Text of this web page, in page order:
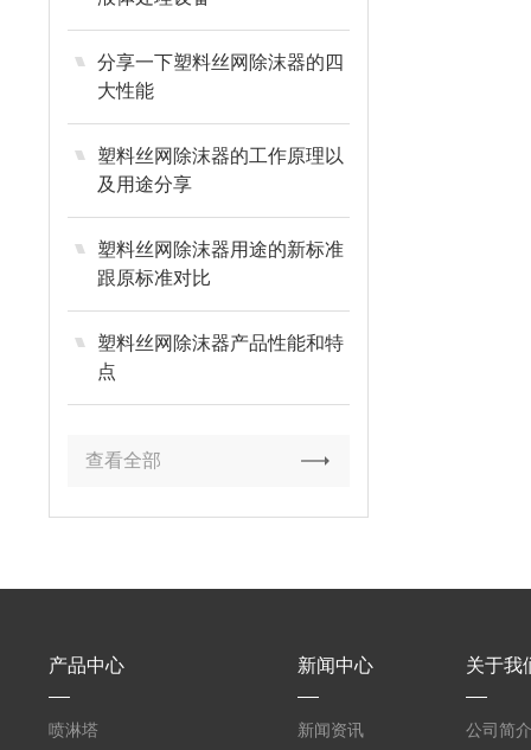
分享一下塑料丝网除沫器的四
大性能
塑料丝网除沫器的工作原理以
及用途分享
塑料丝网除沫器用途的新标准
跟原标准对比
塑料丝网除沫器产品性能和特
点
查看全部
产品中心
喷淋塔
新闻中心
新闻资讯
关于我
公司简介